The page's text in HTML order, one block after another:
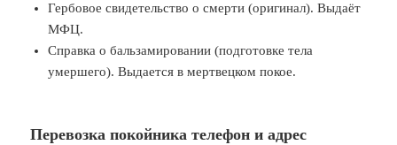
Гербовое свидетельство о смерти (оригинал). Выдаёт
МФЦ.
Справка о бальзамировании (подготовке тела
умершего). Выдается в мертвецком покое.
Перевозка покойника телефон и адрес